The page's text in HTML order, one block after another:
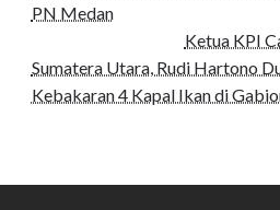
PN Medan
Ketua KPI
Sumatera Utara, Rudi Hartono
Kebakaran 4 Kapal Ikan di